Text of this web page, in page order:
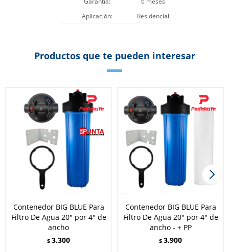
Aplicación
Residencial
Productos que te pueden interesar
Contenedor BIG BLUE Para
Filtro De Agua 20" por 4" de
ancho
$ 3.300
Contenedor BIG BLUE Para
Filtro De Agua 20" por 4" de
ancho - + PP
$ 3.900